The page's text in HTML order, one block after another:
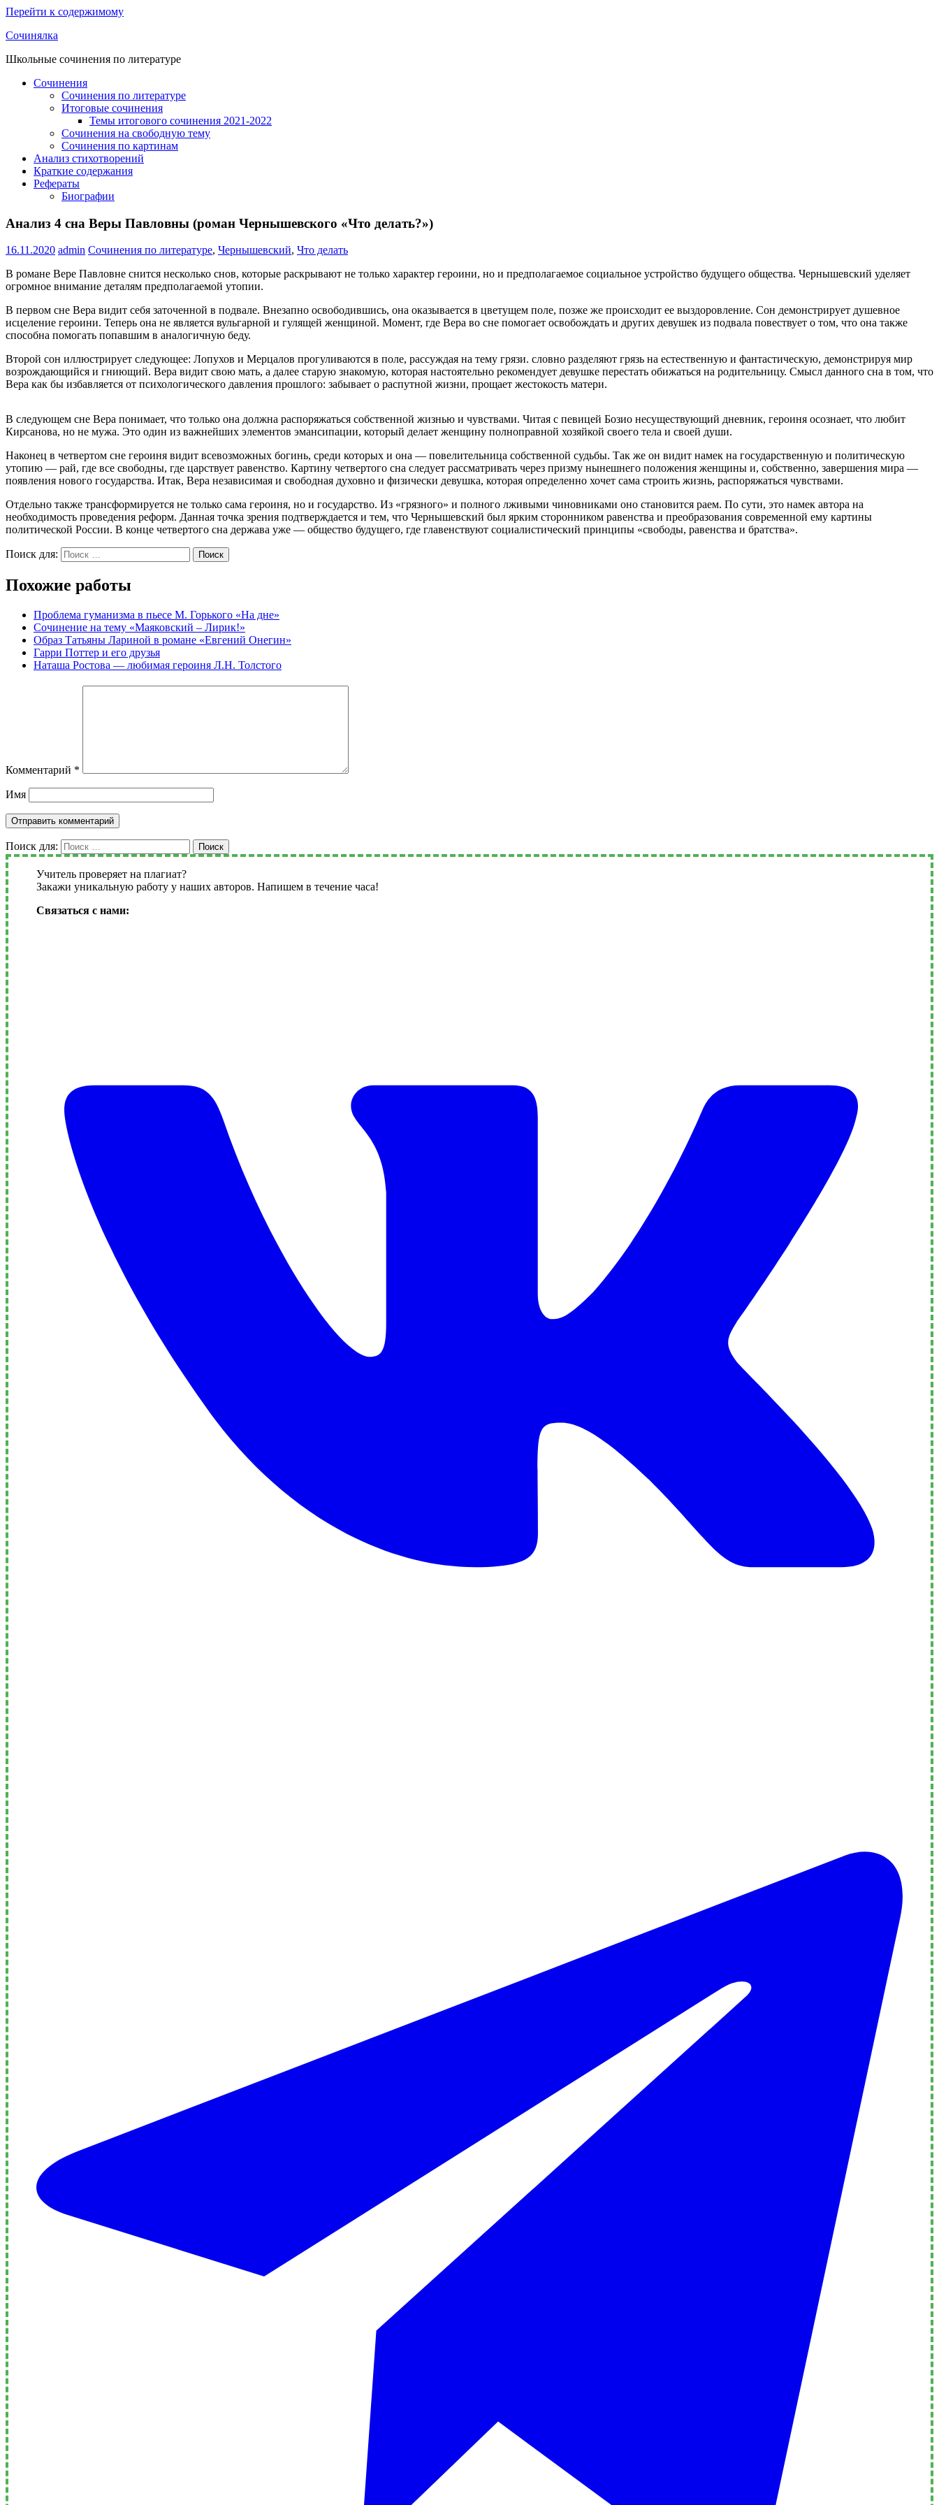
Перейти к содержимому
Сочинялка
Школьные сочинения по литературе
Сочинения
Сочинения по литературе
Итоговые сочинения
Темы итогового сочинения 2021-2022
Сочинения на свободную тему
Сочинения по картинам
Анализ стихотворений
Краткие содержания
Рефераты
Биографии
Анализ 4 сна Веры Павловны (роман Чернышевского «Что делать?»)
16.11.2020 admin Сочинения по литературе, Чернышевский, Что делать
В романе Вере Павловне снится несколько снов, которые раскрывают не только характер героини, но и предполагаемое социальное устройство будущего общества. Чернышевский уделяет
огромное внимание деталям предполагаемой утопии.
В первом сне Вера видит себя заточенной в подвале. Внезапно освободившись, она оказывается в цветущем поле, позже же происходит ее выздоровление. Сон демонстрирует душевное
исцеление героини. Теперь она не является вульгарной и гулящей женщиной. Момент, где Вера во сне помогает освобождать и других девушек из подвала повествует о том, что она также
способна помогать попавшим в аналогичную беду.
Второй сон иллюстрирует следующее: Лопухов и Мерцалов прогуливаются в поле, рассуждая на тему грязи. словно разделяют грязь на естественную и фантастическую, демонстрируя мир
возрождающийся и гниющий. Вера видит свою мать, а далее старую знакомую, которая настоятельно рекомендует девушке перестать обижаться на родительницу. Смысл данного сна в том, что
Вера как бы избавляется от психологического давления прошлого: забывает о распутной жизни, прощает жестокость матери.
В следующем сне Вера понимает, что только она должна распоряжаться собственной жизнью и чувствами. Читая с певицей Бозио несуществующий дневник, героиня осознает, что любит
Кирсанова, но не мужа. Это один из важнейших элементов эмансипации, который делает женщину полноправной хозяйкой своего тела и своей души.
Наконец в четвертом сне героиня видит всевозможных богинь, среди которых и она — повелительница собственной судьбы. Так же он видит намек на государственную и политическую
утопию — рай, где все свободны, где царствует равенство. Картину четвертого сна следует рассматривать через призму нынешнего положения женщины и, собственно, завершения мира —
появления нового государства. Итак, Вера независимая и свободная духовно и физически девушка, которая определенно хочет сама строить жизнь, распоряжаться чувствами.
Отдельно также трансформируется не только сама героиня, но и государство. Из «грязного» и полного лживыми чиновниками оно становится раем. По сути, это намек автора на
необходимость проведения реформ. Данная точка зрения подтверждается и тем, что Чернышевский был ярким сторонником равенства и преобразования современной ему картины
политической России. В конце четвертого сна держава уже — общество будущего, где главенствуют социалистический принципы «свободы, равенства и братства».
Поиск для: Поиск
Похожие работы
Проблема гуманизма в пьесе М. Горького «На дне»
Сочинение на тему «Маяковский – Лирик!»
Образ Татьяны Лариной в романе «Евгений Онегин»
Гарри Поттер и его друзья
Наташа Ростова — любимая героиня Л.Н. Толстого
Комментарий *
Имя
Поиск для: Поиск
Учитель проверяет на плагиат?
Закажи уникальную работу у наших авторов. Напишем в течение часа!
Связаться с нами: